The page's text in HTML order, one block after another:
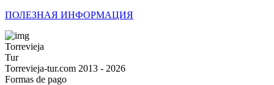
ПОЛЕЗНАЯ ИНФОРМАЦИЯ
Torrevieja
Tur
Torrevieja-tur.com 2013 - 2026
Formas de pago